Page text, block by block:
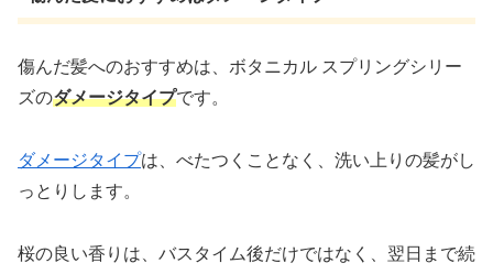
傷んだ髪へのおすすめは、ボタニカル スプリングシリー
ズのダメージタイプです。
ダメージタイプは、べたつくことなく、洗い上りの髪がし
っとりします。
桜の良い香りは、バスタイム後だけではなく、翌日まで続